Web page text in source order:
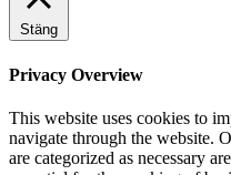
Stäng
Privacy Overview
This website uses cookies to
navigate through the website.
are categorized as necessary